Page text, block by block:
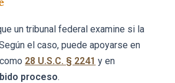
un tribunal federal examine si la
el caso, puede apoyarse en
28 U.S.C. § 2241 y en
proceso.